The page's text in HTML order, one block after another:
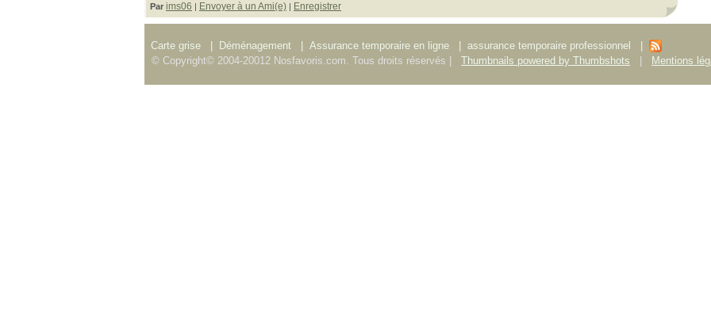
Par ims06 | Envoyer à un Ami(e) | Enregistrer
Carte grise Déménagement Assurance temporaire en ligne assurance temporaire professionnel
© Copyright© 2004-20012 Nosfavoris.com. Tous droits réservés |
Thumbnails powered by Thumbshots Mentions